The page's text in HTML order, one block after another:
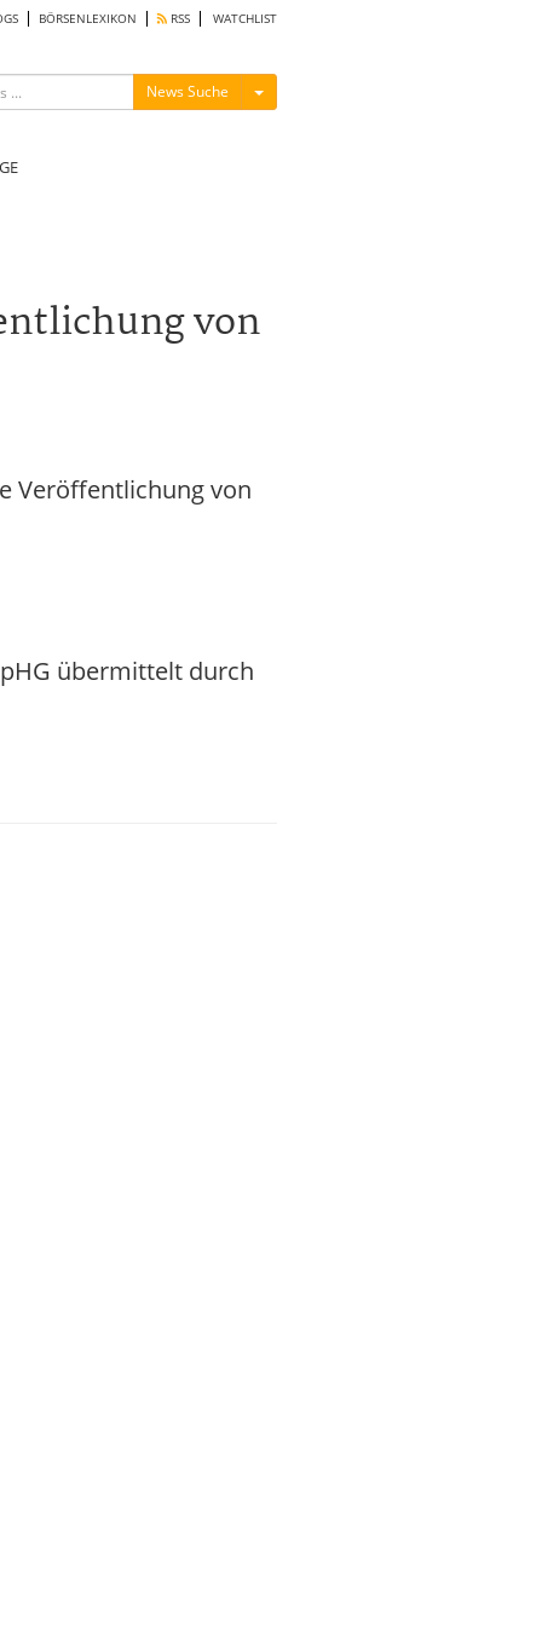
BÖRSENLEXIKON RSS WATCHLIST
News Suche Menü ein-/ausblenden
von
Veröffentlichung von
übermittelt durch